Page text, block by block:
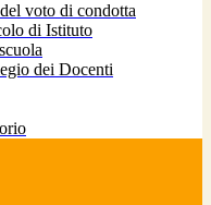
voto di condotta
di Istituto
dei Docenti